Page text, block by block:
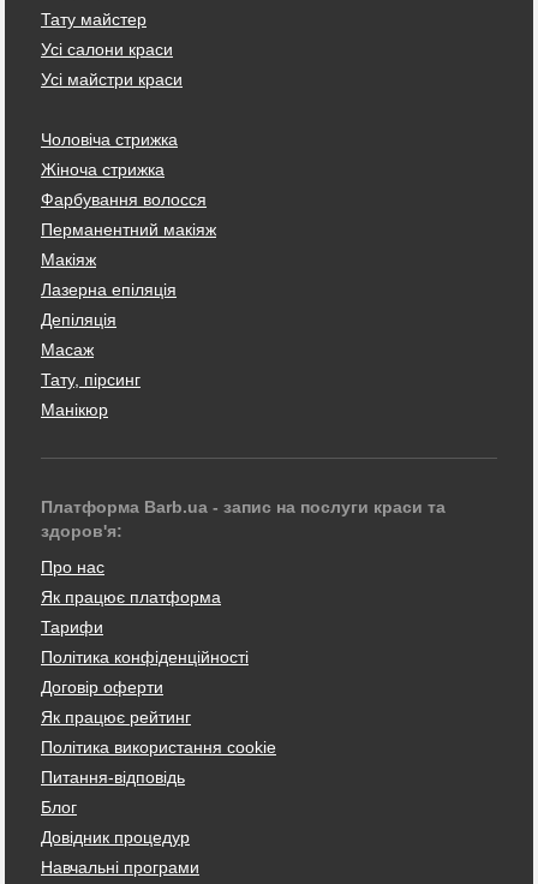
Тату майстер
Усі салони краси
Усі майстри краси
Чоловіча стрижка
Жіноча стрижка
Фарбування волосся
Перманентний макіяж
Макіяж
Лазерна епіляція
Депіляція
Масаж
Тату, пірсинг
Манікюр
Платформа Barb.ua - запис на послуги краси та
здоров'я:
Про нас
Як працює платформа
Тарифи
Політика конфіденційності
Договір оферти
Як працює рейтинг
Політика використання cookie
Питання-відповідь
Блог
Довідник процедур
Навчальні програми